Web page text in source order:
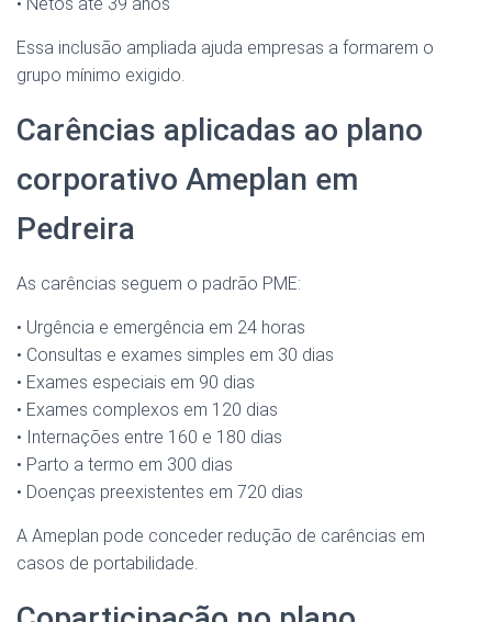
Essa inclusão ampliada ajuda empresas a formarem o
grupo mínimo exigido.
Carências aplicadas ao plano
corporativo Ameplan em
Pedreira
As carências seguem o padrão PME:
• Urgência e emergência em 24 horas
• Consultas e exames simples em 30 dias
• Exames especiais em 90 dias
• Exames complexos em 120 dias
• Internações entre 160 e 180 dias
• Parto a termo em 300 dias
• Doenças preexistentes em 720 dias
A Ameplan pode conceder redução de carências em
casos de portabilidade.